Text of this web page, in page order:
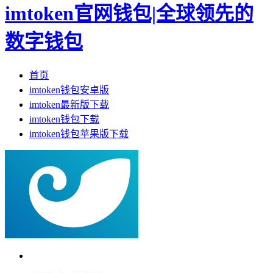
首页
imtoken钱包安卓版
imtoken最新版下载
imtoken钱包下载
imtoken钱包苹果版下载